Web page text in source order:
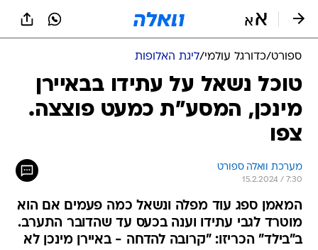
ספורט/כדורגל עולמי/ליגת האלופות
טוכל נשאל על עתידו בבאיירן
מינכן, המסע"ת כמעט פוצצה.
צפו
מערכת וואלה ספורט
15.2.2024 / 7:30
המאמן ספג עוד מפלה ונשאל כמה פעמים אם הוא
מוטרד לגבי עתידו וענה בכעס עד שהדובר התערב.
ב"בילד" הכריזו: "קרובה להדחה - באיירן מינכן לא